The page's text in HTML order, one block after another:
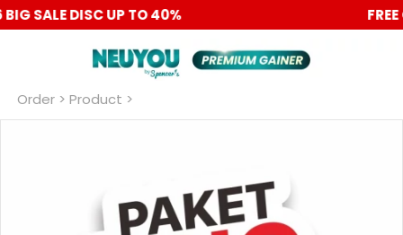
PROMO 6.6 BIG SALE DISC UP TO 40%
Order > Product >